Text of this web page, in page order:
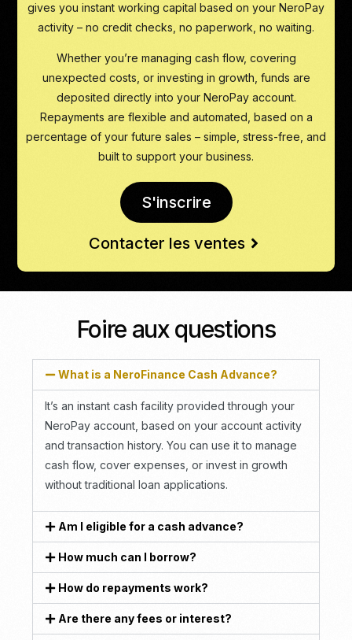
gives you instant working capital based on your NeroPay
activity – no credit checks, no paperwork, no waiting.
Whether you’re managing cash flow, covering
unexpected costs, or investing in growth, funds are
deposited directly into your NeroPay account.
Repayments are flexible and automated, based on a
percentage of your future sales – simple, stress-free, and
built to support your business.
S'inscrire
Contacter les ventes
Foire aux questions
What is a NeroFinance Cash Advance?
It’s an instant cash facility provided through your
NeroPay account, based on your account activity
and transaction history. You can use it to manage
cash flow, cover expenses, or invest in growth
without traditional loan applications.
Am I eligible for a cash advance?
How much can I borrow?
How do repayments work?
Are there any fees or interest?